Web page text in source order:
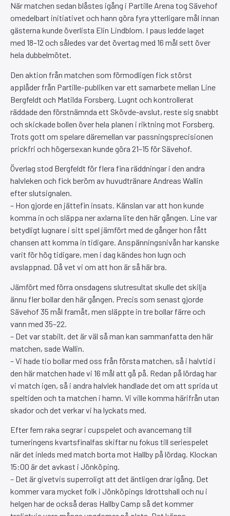
När matchen sedan blåstes igång i Partille Arena tog Sävehof
omedelbart initiativet och hann göra fyra ytterligare mål innan
gästerna kunde överlista Elin Lindblom. I paus ledde laget
med 18–12 och således var det övertag med 16 mål sett över
hela dubbelmötet.
Den aktion från matchen som förmodligen fick störst
applåder från Partille-publiken var ett samarbete mellan Line
Bergfeldt och Matilda Forsberg. Lugnt och kontrollerat
räddade den förstnämnda ett Skövde-avslut, reste sig snabbt
och skickade bollen över hela planen i riktning mot Forsberg.
Trots gott om spelare däremellan var passningsprecisionen
prickfri och högersexan kunde göra 21–15 för Sävehof.
Överlag stod Bergfeldt för flera fina räddningar i den andra
halvleken och fick beröm av huvudtränare Andreas Wallin
efter slutsignalen.
– Hon gjorde en jättefin insats. Känslan var att hon kunde
komma in och släppa ner axlarna lite den här gången. Line var
betydligt lugnare i sitt spel jämfört med de gånger hon fått
chansen att komma in tidigare. Anspänningsnivån har kanske
varit för hög tidigare, men i dag kändes hon lugn och
avslappnad. Då vet vi om att hon är så här bra.
Jämfört med förra onsdagens slutresultat skulle det skilja
ännu fler bollar den här gången. Precis som senast gjorde
Sävehof 35 mål framåt, men släppte in tre bollar färre och
vann med 35–22.
– Det var stabilt, det är väl så man kan sammanfatta den här
matchen, sade Wallin.
– Vi hade tio bollar med oss från första matchen, så i halvtid i
den här matchen hade vi 16 mål att gå på. Redan på lördag har
vi match igen, så i andra halvlek handlade det om att sprida ut
speltiden och ta matchen i hamn. Vi ville komma härifrån utan
skador och det verkar vi ha lyckats med.
Efter fem raka segrar i cupspelet och avancemang till
turneringens kvartsfinalfas skiftar nu fokus till seriespelet
när det inleds med match borta mot Hallby på lördag. Klockan
15:00 är det avkast i Jönköping.
– Det är givetvis superroligt att det äntligen drar igång. Det
kommer vara mycket folk i Jönköpings Idrottshall och nu i
helgen har de också deras Hallby Camp så det kommer